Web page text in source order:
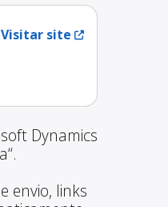
Visitar site
Dynamics
envio, links